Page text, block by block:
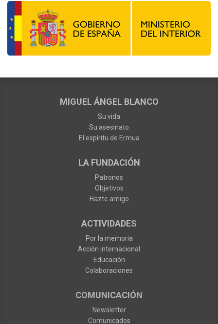
MIGUEL ÁNGEL BLANCO
Su vida
Su asesinato
El espíritu de Ermua
LA FUNDACIÓN
Patronos
Objetivos
Hazte amigo
ACTIVIDADES
Por la memoria
Acción internacional
Educación
Colaboraciones
COMUNICACIÓN
Newsletter
Comunicados